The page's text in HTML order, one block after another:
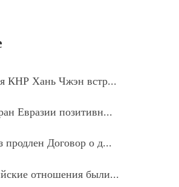
КНР Хань Чжэн встр...
Евразии позитивн...
продлен Договор о д...
отношения были...